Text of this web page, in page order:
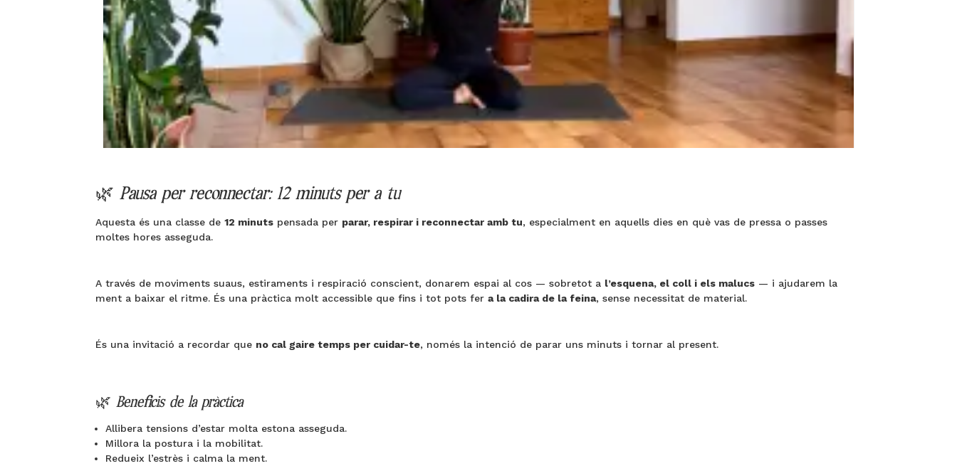
🌿 Pausa per reconnectar: 12 minuts per a tu
Aquesta és una classe de12 minuts pensada per parar, respirar i reconnectar amb tu, especialment en aquells dies en què vas de pressa o passes
moltes hores asseguda.
A través de moviments suaus, estiraments i respiració conscient, donarem espai al cos — sobretot a l’esquena, el coll i els malucs — i ajudarem la
ment a baixar el ritme. És una pràctica molt accessible que fins i tot pots fera la cadira de la feina, sense necessitat de material.
És una invitació a recordar que no cal gaire temps per cuidar-te, només la intenció de parar uns minuts i tornar al present.
🌿 Beneficis de la pràctica
Allibera tensions d’estar molta estona asseguda.
Millora la postura i la mobilitat.
Redueix l’estrès i calma la ment.